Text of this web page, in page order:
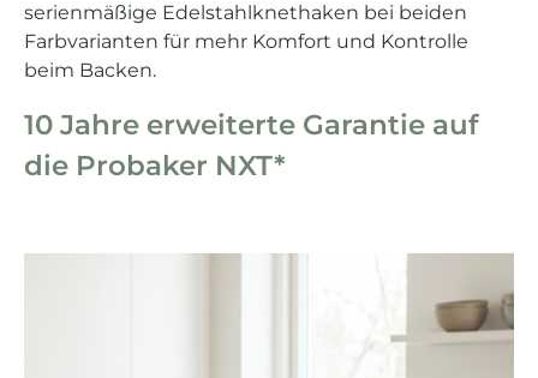
serienmäßige Edelstahlknethaken bei beiden
Farbvarianten für mehr Komfort und Kontrolle
beim Backen.
10 Jahre erweiterte Garantie auf
die Probaker NXT*